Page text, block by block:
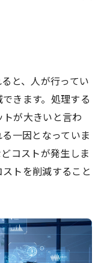
と、人が行ってい
きます。処理する
が大きいと言わ
一因となっていま
コストが発生しま
トを削減すること